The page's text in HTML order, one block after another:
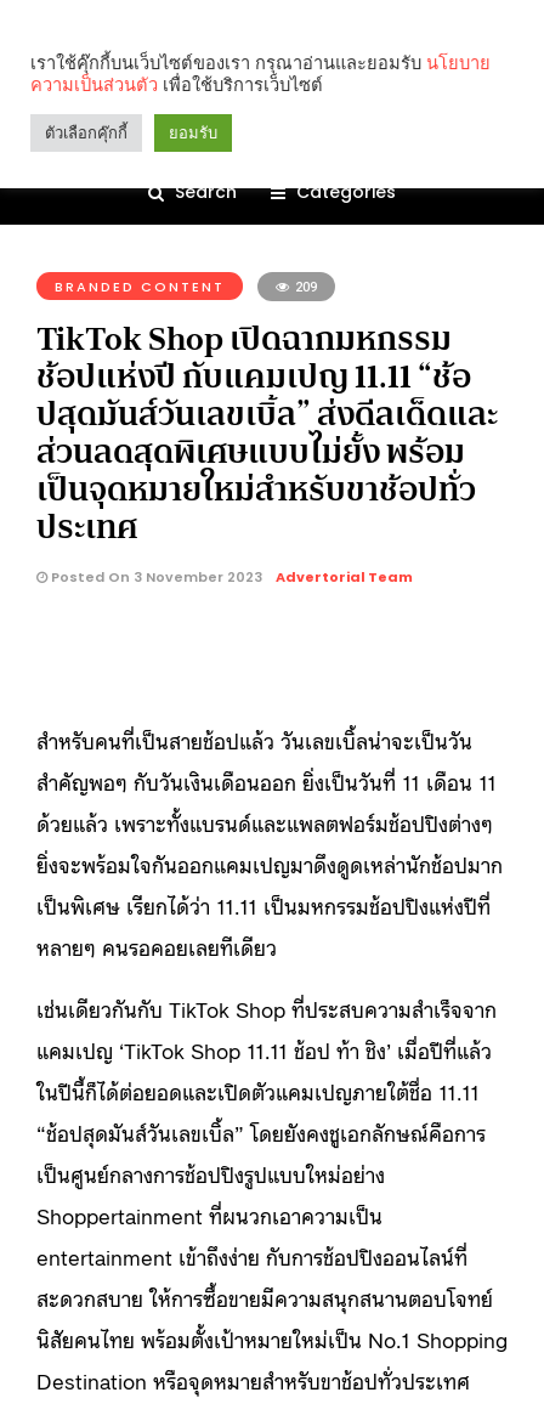
Search Categories
BRANDED CONTENT 209
TikTok Shop เปิดฉากมหกรรม
ช้อปแห่งปี กับแคมเปญ 11.11 “ช้อ
ปสุดมันส์วันเลขเบิ้ล” ส่งดีลเด็ดและ
ส่วนลดสุดพิเศษแบบไม่ยั้ง พร้อม
เป็นจุดหมายใหม่สำหรับขาช้อปทั่ว
ประเทศ
Posted On 3 November 2023 Advertorial Team
สำหรับคนที่เป็นสายช้อปแล้ว วันเลขเบิ้ลน่าจะเป็นวัน
สำคัญพอๆ กับวันเงินเดือนออก ยิ่งเป็นวันที่ 11 เดือน 11
ด้วยแล้ว เพราะทั้งแบรนด์และแพลตฟอร์มช้อปปิงต่างๆ
ยิ่งจะพร้อมใจกันออกแคมเปญมาดึงดูดเหล่านักช้อปมาก
เป็นพิเศษ เรียกได้ว่า 11.11 เป็นมหกรรมช้อปปิงแห่งปีที่
หลายๆ คนรอคอยเลยทีเดียว
เช่นเดียวกันกับ TikTok Shop ที่ประสบความสำเร็จจาก
แคมเปญ ‘TikTok Shop 11.11 ช้อป ท้า ชิง’ เมื่อปีที่แล้ว
ในปีนี้ก็ได้ต่อยอดและเปิดตัวแคมเปญภายใต้ชื่อ 11.11
“ช้อปสุดมันส์วันเลขเบิ้ล” โดยยังคงชูเอกลักษณ์คือการ
เป็นศูนย์กลางการช้อปปิงรูปแบบใหม่อย่าง
Shoppertainment ที่ผนวกเอาความเป็น
entertainment เข้าถึงง่าย กับการช้อปปิงออนไลน์ที่
สะดวกสบาย ให้การซื้อขายมีความสนุกสนานตอบโจทย์
นิสัยคนไทย พร้อมตั้งเป้าหมายใหม่เป็น No.1 Shopping
Destination หรือจุดหมายสำหรับขาช้อปทั่วประเทศ
เราใช้คุ๊กกี้บนเว็บไซต์ของเรา กรุณาอ่านและยอมรับ นโยบาย
ความเป็นส่วนตัว เพื่อใช้บริการเว็บไซต์
ตัวเลือกคุ๊กกี้ ยอมรับ